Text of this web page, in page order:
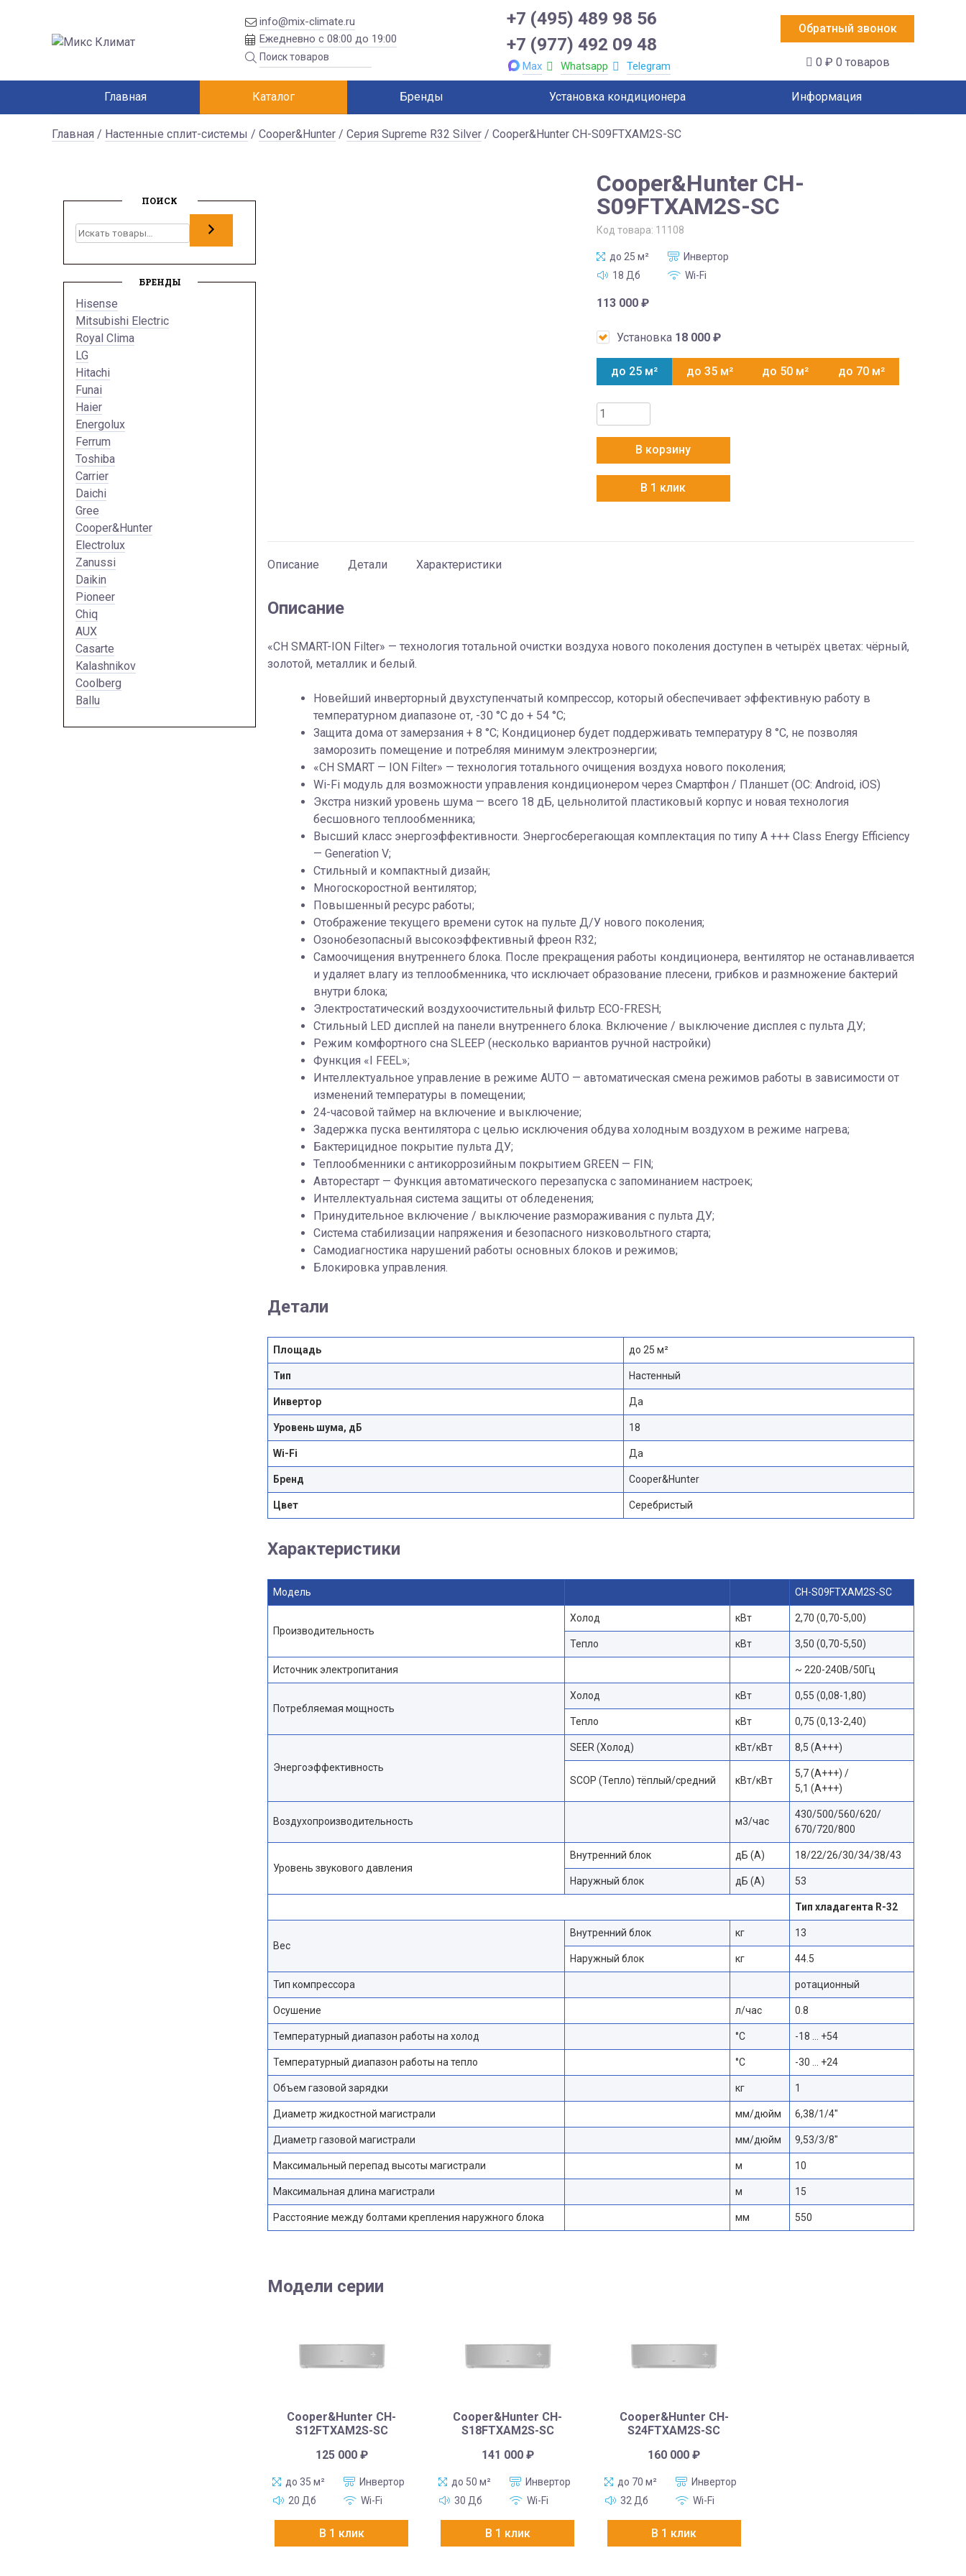
info@mix-climate.ru
Ежедневно с 08:00 до 19:00
+7 (495) 489 98 56
+7 (977) 492 09 48
Max Whatsapp Telegram
Обратный звонок
0 ₽ 0 товаров
Главная Каталог Бренды Установка кондиционера Информация
Главная / Настенные сплит-системы / Cooper&Hunter / Серия Supreme R32 Silver / Cooper&Hunter CH-S09FTXAM2S-SC
Cooper&Hunter CH-
S09FTXAM2S-SC
Код товара: 11108
до 25 м²
Инвертор
18 Дб
Wi-Fi
113 000 ₽
Установка 18 000 ₽
до 25 м² до 35 м² до 50 м² до 70 м²
Количество
товара
Cooper&Hunter
CH-
S09FTXAM2S-
В корзину
В 1 клик
Описание Детали Характеристики
Описание
«CH SMART-ION Filter» — технология тотальной очистки воздуха нового поколения доступен в четырёх цветах: чёрный,
золотой, металлик и белый.
Новейший инверторный двухступенчатый компрессор, который обеспечивает эффективную работу в
температурном диапазоне от, -30 °C до + 54 °C;
Защита дома от замерзания + 8 °C; Кондиционер будет поддерживать температуру 8 °C, не позволяя
заморозить помещение и потребляя минимум электроэнергии;
«CH SMART — ION Filter» — технология тотального очищения воздуха нового поколения;
Wi-Fi модуль для возможности управления кондиционером через Смартфон / Планшет (ОС: Android, iOS)
Экстра низкий уровень шума — всего 18 дБ, цельнолитой пластиковый корпус и новая технология
бесшовного теплообменника;
Высший класс энергоэффективности. Энергосберегающая комплектация по типу A +++ Class Energy Efficiency
— Generation V;
Стильный и компактный дизайн;
Многоскоростной вентилятор;
Повышенный ресурс работы;
Отображение текущего времени суток на пульте Д/У нового поколения;
Озонобезопасный высокоэффективный фреон R32;
Самоочищения внутреннего блока. После прекращения работы кондиционера, вентилятор не останавливается
и удаляет влагу из теплообменника, что исключает образование плесени, грибков и размножение бактерий
внутри блока;
Электростатический воздухоочистительный фильтр ЕСО-FRESH;
Стильный LED дисплей на панели внутреннего блока. Включение / выключение дисплея с пульта ДУ;
Режим комфортного сна SLЕЕР (несколько вариантов ручной настройки)
Функция «I FEEL»;
Интеллектуальное управление в режиме AUTO — автоматическая смена режимов работы в зависимости от
изменений температуры в помещении;
24-часовой таймер на включение и выключение;
Задержка пуска вентилятора с целью исключения обдува холодным воздухом в режиме нагрева;
Бактерицидное покрытие пульта ДУ;
Теплообменники с антикоррозийным покрытием GREEN — FIN;
Авторестарт — Функция автоматического перезапуска с запоминанием настроек;
Интеллектуальная система защиты от обледенения;
Принудительное включение / выключение размораживания с пульта ДУ;
Система стабилизации напряжения и безопасного низковольтного старта;
Самодиагностика нарушений работы основных блоков и режимов;
Блокировка управления.
Детали
Площадь до 25 м²
Тип Настенный
Инвертор Да
Уровень шума, дБ 18
Wi-Fi Да
Бренд Cooper&Hunter
Цвет Серебристый
Характеристики
Модель CH-S09FTXAM2S-SC
Производительность
Холод кВт 2,70 (0,70-5,00)
Тепло кВт 3,50 (0,70-5,50)
Источник электропитания ~ 220-240В/50Гц
Потребляемая мощность
Холод кВт 0,55 (0,08-1,80)
Тепло кВт 0,75 (0,13-2,40)
Энергоэффективность
SEER (Холод) кВт/кВт 8,5 (А+++)
SCOP (Тепло) тёплый/средний кВт/кВт
5,7 (А+++) /
5,1 (А+++)
Воздухопроизводительность м3/час
430/500/560/620/
670/720/800
Уровень звукового давления
Внутренний блок дБ (A) 18/22/26/30/34/38/43
Наружный блок дБ (A) 53
Тип хладагента R-32
Вес
Внутренний блок кг 13
Наружный блок кг 44.5
Тип компрессора ротационный
Осушение л/час 0.8
Температурный диапазон работы на холод °C -18 … +54
Температурный диапазон работы на тепло °C -30 … +24
Объем газовой зарядки кг 1
Диаметр жидкостной магистрали мм/дюйм 6,38/1/4″
Диаметр газовой магистрали мм/дюйм 9,53/3/8″
Максимальный перепад высоты магистрали м 10
Максимальная длина магистрали м 15
Расстояние между болтами крепления наружного блока мм 550
Модели серии
Cooper&Hunter CH-
S12FTXAM2S-SC
125 000 ₽
до 35 м²
Инвертор
20 Дб
Wi-Fi
В 1 клик
Cooper&Hunter CH-
S18FTXAM2S-SC
141 000 ₽
до 50 м²
Инвертор
30 Дб
Wi-Fi
В 1 клик
Cooper&Hunter CH-
S24FTXAM2S-SC
160 000₽
до 70 м²
Инвертор
32 Дб
Wi-Fi
В 1 клик
ПОИСК
Поиск
БРЕНДЫ
Hisense
Mitsubishi Electric
Royal Clima
LG
Hitachi
Funai
Haier
Energolux
Ferrum
Toshiba
Carrier
Daichi
Gree
Cooper&Hunter
Electrolux
Zanussi
Daikin
Pioneer
Chiq
AUX
Casarte
Kalashnikov
Coolberg
Ballu